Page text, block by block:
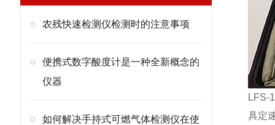
农残快速检测仪检测时的注意事项
便携式数字酸度计是一种全新概念的
仪器
如何解决手持式可燃气体检测仪在使
LFS-
具定